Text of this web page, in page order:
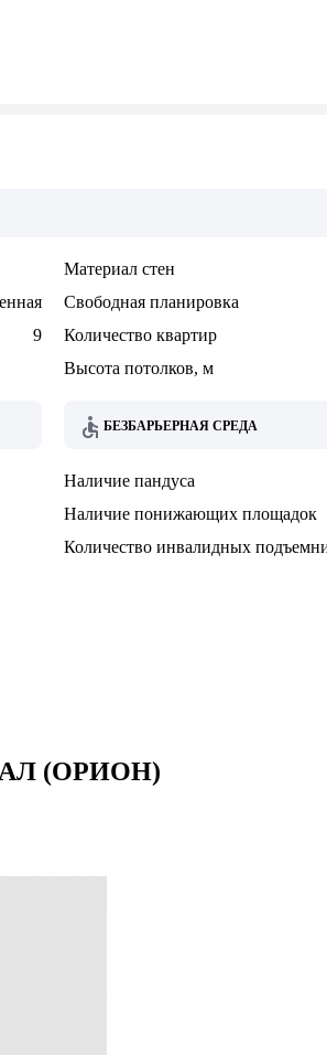
Материал стен
Свободная планировка
9
Количество квартир
Высота потолков, м
БЕЗБАРЬЕРНАЯ СРЕДА
Наличие пандуса
Наличие понижающих площадок
Количество инвалидных
(ОРИОН)